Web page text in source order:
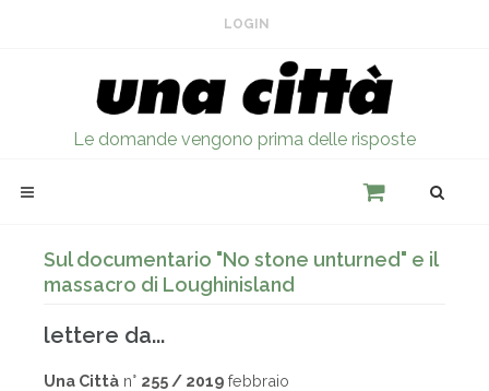
LOGIN
Le domande vengono prima delle risposte
Sul documentario "No stone unturned" e il
massacro di Loughinisland
lettere da...
Una Città n° 255 / 2019 febbraio